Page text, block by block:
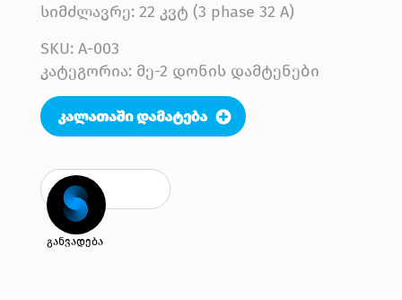
სიმძლავრე: 22 კვტ (3 phase 32 A)
SKU: A-003
კატეგორია: მე-2 დონის დამტენები
განვადება